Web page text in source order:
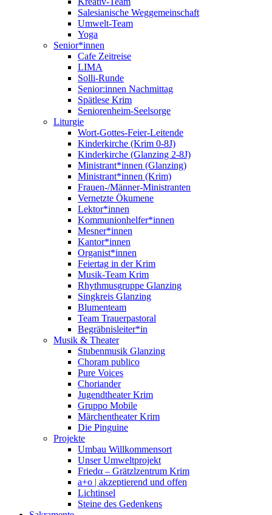
Salesianische Weggemeinschaft
Umwelt-Team
Yoga
Senior*innen
Cafe Zeitreise
LIMA
Solli-Runde
Senior:innen Nachmittag
Spätlese Krim
Seniorenheim-Seelsorge
Liturgie
Wort-Gottes-Feier-Leitende
Kinderkirche (Krim 0-8J)
Kinderkirche (Glanzing 2-8J)
Ministrant*innen (Glanzing)
Ministrant*innen (Krim)
Frauen-/Männer-Ministranten
Vernetzte Ökumene
Lektor*innen
Kommunionhelfer*innen
Mesner*innen
Kantor*innen
Organist*innen
Feiertag in der Krim
Musik-Team Krim
Rhythmusgruppe Glanzing
Singkreis Glanzing
Blumenteam
Team Trauerpastoral
Begräbnisleiter*in
Musik & Theater
Stubenmusik Glanzing
Choram publico
Pure Voices
Choriander
Jugendtheater Krim
Gruppo Mobile
Märchentheater Krim
Die Pinguine
Projekte
Umbau Willkommensort
Unser Umweltprojekt
Friedα – Grätzlzentrum Krim
a+o | akzeptierend und offen
Lichtinsel
Steine des Gedenkens